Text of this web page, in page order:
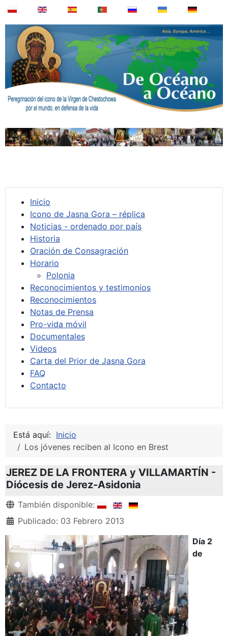
Inicio
Icono de Jasna Gora – réplica
Noticias - ordenado por país
Historia
Oración de Consagración
Horario
Polonia
Reconocimientos y testimonios
Reconocimientos
Notas de Prensa
Pro-vida móvil
Documentales
Videos
Carta del Prior de Jasna Gora
FAQ
Contacto
Está aquí: Inicio
Los jóvenes reciben al Icono en Brest
JEREZ DE LA FRONTERA y VILLAMARTÍN -
Diócesis de Jerez-Asidonia
Detalles
También disponible:
Publicado: 03 Febrero 2013
Día 2
de